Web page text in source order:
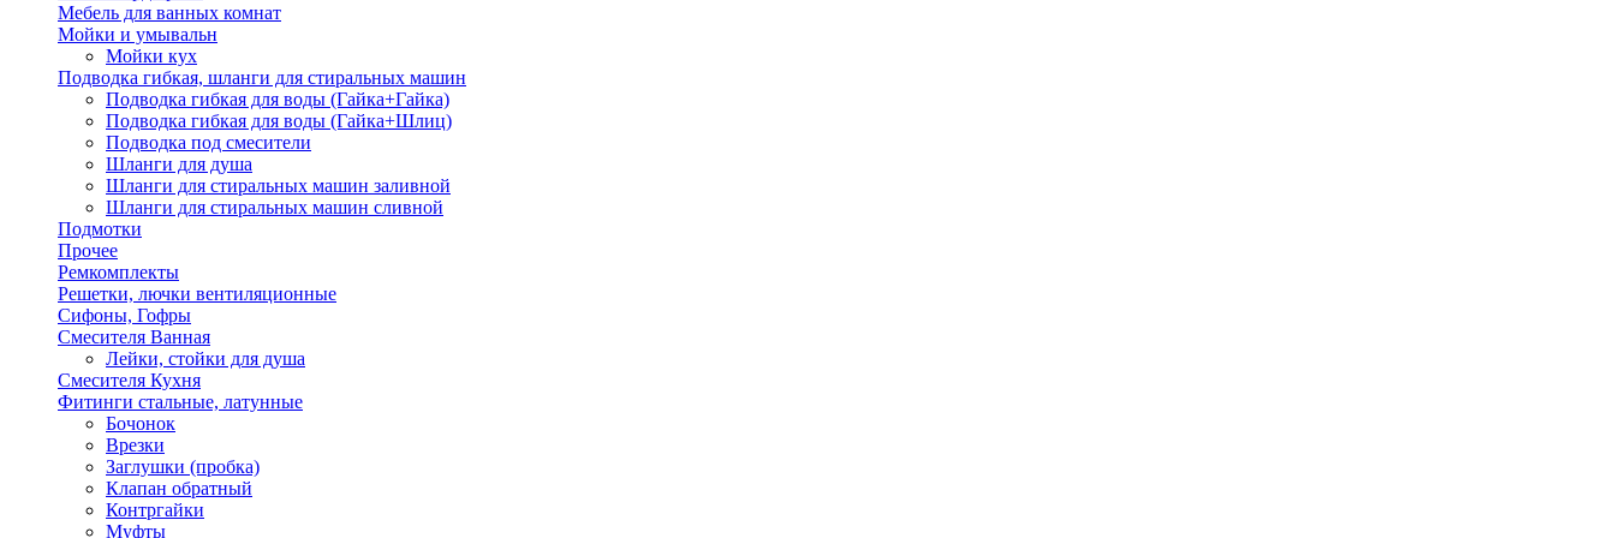
Мебель для ванных комнат
Мойки и умывальн
Мойки кух
Подводка гибкая, шланги для стиральных машин
Подводка гибкая для воды (Гайка+Гайка)
Подводка гибкая для воды (Гайка+Шлиц)
Подводка под смесители
Шланги для душа
Шланги для стиральных машин заливной
Шланги для стиральных машин сливной
Подмотки
Прочее
Ремкомплекты
Решетки, лючки вентиляционные
Сифоны, Гофры
Смесителя Ванная
Лейки, стойки для душа
Смесителя Кухня
Фитинги стальные, латунные
Бочонок
Врезки
Заглушки (пробка)
Клапан обратный
Контргайки
Муфты